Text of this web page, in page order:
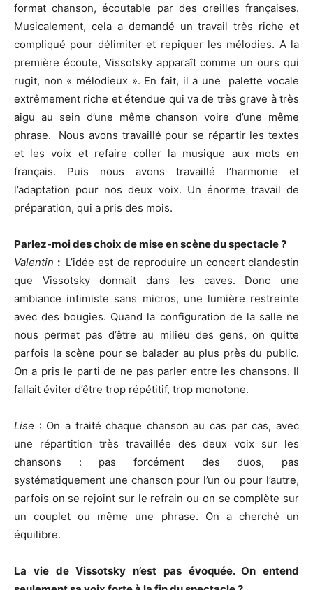
format chanson, écoutable par des oreilles françaises.
Musicalement, cela a demandé un travail très riche et
compliqué pour délimiter et repiquer les mélodies. A la
première écoute, Vissotsky apparaît comme un ours qui
rugit, non « mélodieux ». En fait, il a une palette vocale
extrêmement riche et étendue qui va de très grave à très
aigu au sein d’une même chanson voire d’une même
phrase. Nous avons travaillé pour se répartir les textes
et les voix et refaire coller la musique aux mots en
français. Puis nous avons travaillé l’harmonie et
l’adaptation pour nos deux voix. Un énorme travail de
préparation, qui a pris des mois.
Parlez-moi des choix de mise en scène du spectacle ?
Valentin : L’idée est de reproduire un concert clandestin
que Vissotsky donnait dans les caves. Donc une
ambiance intimiste sans micros, une lumière restreinte
avec des bougies. Quand la configuration de la salle ne
nous permet pas d’être au milieu des gens, on quitte
parfois la scène pour se balader au plus près du public.
On a pris le parti de ne pas parler entre les chansons. Il
fallait éviter d’être trop répétitif, trop monotone.
Lise : On a traité chaque chanson au cas par cas, avec
une répartition très travaillée des deux voix sur les
chansons : pas forcément des duos, pas
systématiquement une chanson pour l’un ou pour l’autre,
parfois on se rejoint sur le refrain ou on se complète sur
un couplet ou même une phrase. On a cherché un
équilibre.
La vie de Vissotsky n’est pas évoquée. On entend